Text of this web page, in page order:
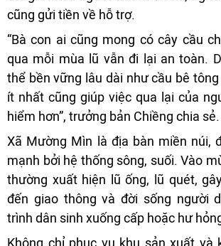
cũng gửi tiền về hỗ trợ.
“Bà con ai cũng mong có cây cầu
qua mỗi mùa lũ vẫn đi lại an toàn.
thể bền vững lâu dài như cầu bê
ít nhất cũng giúp việc qua lại của
hiểm hơn”, trưởng bản Chiềng chia sẻ.
Xã Mường Mìn là địa bàn miền núi,
mạnh bởi hệ thống sông, suối. Vào
thường xuất hiện lũ ống, lũ quét,
đến giao thông và đời sống người
trình dân sinh xuống cấp hoặc hư
Không chỉ phục vụ khu sản xuất và